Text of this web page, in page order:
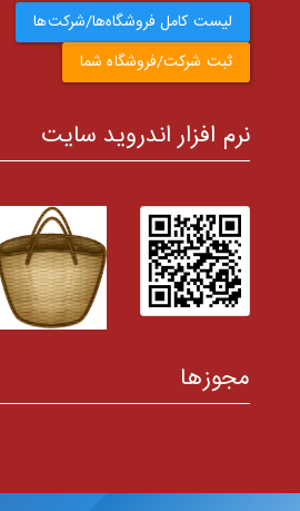
لیست کامل فروشگاه‌ها/شرکت‌ها
ثبت شرکت/فروشگاه شما
نرم افزار اندروید سایت
مجوزها